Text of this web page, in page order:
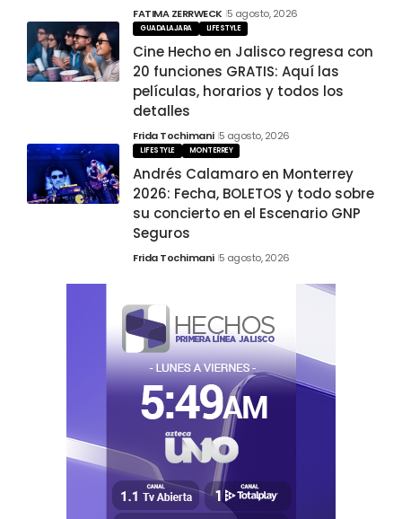
FATIMA ZERRWECK 5 agosto, 2026
GUADALAJARA LIFESTYLE
Cine Hecho en Jalisco regresa con
20 funciones GRATIS: Aquí las
películas, horarios y todos los
detalles
Frida Tochimani 5 agosto, 2026
LIFESTYLE MONTERREY
Andrés Calamaro en Monterrey
2026: Fecha, BOLETOS y todo sobre
su concierto en el Escenario GNP
Seguros
Frida Tochimani 5 agosto, 2026